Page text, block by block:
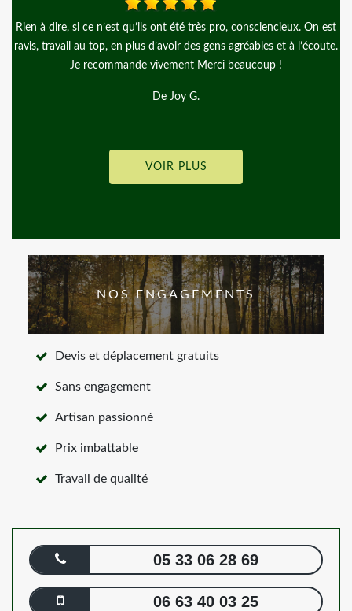
On est
Je fais appel à l'entreprise d'arbre en arbre pour la pose
clôture rigide le travail réalisé été parfait je recommande
VOIR PLUS
NOS ENGAGEMENTS
Devis et déplacement gratuits
Sans engagement
Artisan passionné
Prix imbattable
Travail de qualité
05 33 06 28 69
06 63 40 03 25